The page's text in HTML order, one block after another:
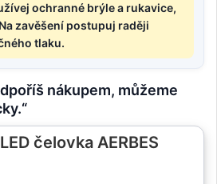
ochranné brýle a rukavice,
zavěšení postupuj raději
tlaku.
nákupem, můžeme
čelovka AERBES